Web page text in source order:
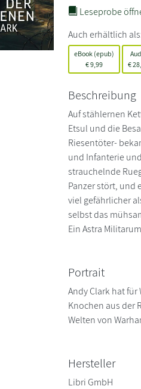
Leseprobe
Auch erhältlich
eBook (epub)
€9,99
€
Beschreibung
Auf stählernen
Etsul und die
Riesentöter-
und Infanterie
strauchelnde
Panzer stört, und
viel gefährlicher
selbst das
Ein Astra
Portrait
Andy Clark hat
Knochen aus der
Welten von
Hersteller
Libri GmbH